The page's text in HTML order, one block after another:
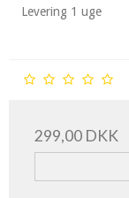
Levering 1 uge
299,00 DKK